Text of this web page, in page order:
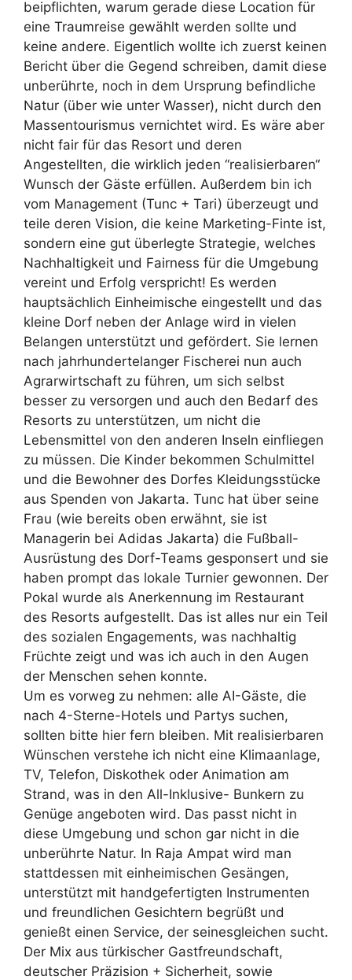
beipflichten, warum gerade diese Location für
eine Traumreise gewählt werden sollte und
keine andere. Eigentlich wollte ich zuerst keinen
Bericht über die Gegend schreiben, damit diese
unberührte, noch in dem Ursprung befindliche
Natur (über wie unter Wasser), nicht durch den
Massentourismus vernichtet wird. Es wäre aber
nicht fair für das Resort und deren
Angestellten, die wirklich jeden “realisierbaren“
Wunsch der Gäste erfüllen. Außerdem bin ich
vom Management (Tunc + Tari) überzeugt und
teile deren Vision, die keine Marketing-Finte ist,
sondern eine gut überlegte Strategie, welches
Nachhaltigkeit und Fairness für die Umgebung
vereint und Erfolg verspricht! Es werden
hauptsächlich Einheimische eingestellt und das
kleine Dorf neben der Anlage wird in vielen
Belangen unterstützt und gefördert. Sie lernen
nach jahrhundertelanger Fischerei nun auch
Agrarwirtschaft zu führen, um sich selbst
besser zu versorgen und auch den Bedarf des
Resorts zu unterstützen, um nicht die
Lebensmittel von den anderen Inseln einfliegen
zu müssen. Die Kinder bekommen Schulmittel
und die Bewohner des Dorfes Kleidungsstücke
aus Spenden von Jakarta. Tunc hat über seine
Frau (wie bereits oben erwähnt, sie ist
Managerin bei Adidas Jakarta) die Fußball-
Ausrüstung des Dorf-Teams gesponsert und sie
haben prompt das lokale Turnier gewonnen. Der
Pokal wurde als Anerkennung im Restaurant
des Resorts aufgestellt. Das ist alles nur ein Teil
des sozialen Engagements, was nachhaltig
Früchte zeigt und was ich auch in den Augen
der Menschen sehen konnte.
Um es vorweg zu nehmen: alle AI-Gäste, die
nach 4-Sterne-Hotels und Partys suchen,
sollten bitte hier fern bleiben. Mit realisierbaren
Wünschen verstehe ich nicht eine Klimaanlage,
TV, Telefon, Diskothek oder Animation am
Strand, was in den All-Inklusive- Bunkern zu
Genüge angeboten wird. Das passt nicht in
diese Umgebung und schon gar nicht in die
unberührte Natur. In Raja Ampat wird man
stattdessen mit einheimischen Gesängen,
unterstützt mit handgefertigten Instrumenten
und freundlichen Gesichtern begrüßt und
genießt einen Service, der seinesgleichen sucht.
Der Mix aus türkischer Gastfreundschaft,
deutscher Präzision + Sicherheit, sowie